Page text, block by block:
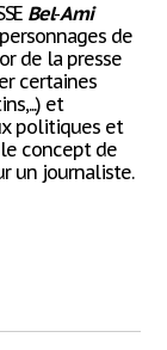
Bel-Ami
de
de la presse
certaines
et
politiques et
concept de
un journaliste.